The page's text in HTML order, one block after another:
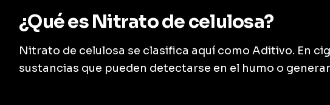
¿Qué es Nitrato de celulosa?
Nitrato de celulosa se clasifica aquí como Aditivo. En
sustancias que pueden detectarse en el humo o